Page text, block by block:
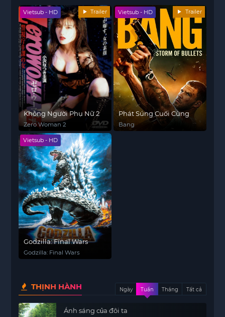
Vietsub - HD Trailer
Không Người Phụ Nữ 2
Zero Woman 2
Vietsub - HD Trailer
Phát Súng Cuối Cùng
Bang
Vietsub - HD
Godzilla: Final Wars
Godzilla: Final Wars
THỊNH HÀNH Ngày Tuần Tháng Tất cả
Ánh sáng của đôi ta